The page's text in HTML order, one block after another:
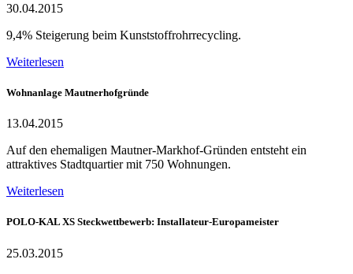
30.04.2015
9,4% Steigerung beim Kunststoffrohrrecycling.
Weiterlesen
Wohnanlage Mautnerhofgründe
13.04.2015
Auf den ehemaligen Mautner-Markhof-Gründen entsteht ein
attraktives Stadtquartier mit 750 Wohnungen.
Weiterlesen
POLO-KAL XS Steckwettbewerb: Installateur-Europameister
25.03.2015